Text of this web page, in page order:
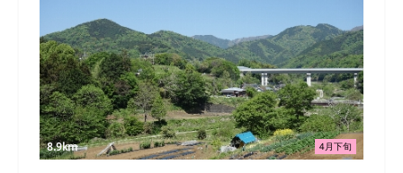
4月下旬
8.9km